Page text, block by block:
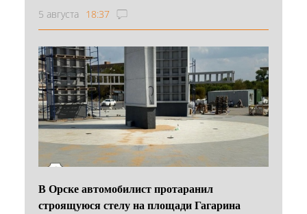
5 августа 18:37
В Орске автомобилист протаранил
строящуюся стелу на площади Гагарина